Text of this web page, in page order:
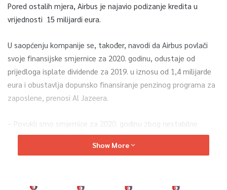
Pored ostalih mjera, Airbus je najavio podizanje kredita u
vrijednosti 15 milijardi eura.
U saopćenju kompanije se, također, navodi da Airbus povlači
svoje finansijske smjernice za 2020. godinu, odustaje od
prijedloga isplate dividende za 2019. u iznosu od 1,4 milijarde
eura i obustavlja dopunsko finansiranje penzinog programa za
zaposlene, prenosi Al Jazeera.
– Povukli smo smjernice za 2020. godinu zbog nestabilne
poslovne situacije. Istovremeno radimo na tome da osiguramo
likvidnost preduzeća u svakom trenutku, vođenjem promišljene
Show More